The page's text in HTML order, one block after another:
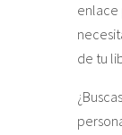
enlace
de tu